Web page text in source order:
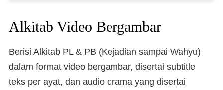
Alkitab Video Bergambar
Berisi Alkitab PL & PB (Kejadian sampai Wahyu)
dalam format video bergambar, disertai subtitle
teks per ayat, dan audio drama yang disertai